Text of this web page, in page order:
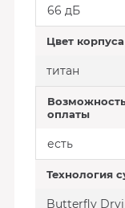
66 дБ
Цвет корпуса
титан
оплаты
есть
Технология
Butterfly